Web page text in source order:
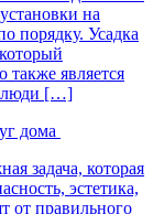
на
порядку. Усадка
также является
люди […]
дома
задача, которая
эстетика,
от правильного